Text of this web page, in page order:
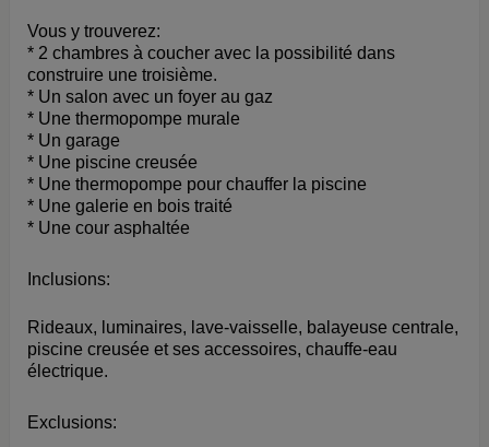
Vous y trouverez:
* 2 chambres à coucher avec la possibilité dans
construire une troisième.
* Un salon avec un foyer au gaz
* Une thermopompe murale
* Un garage
* Une piscine creusée
* Une thermopompe pour chauffer la piscine
* Une galerie en bois traité
* Une cour asphaltée
Inclusions:
Rideaux, luminaires, lave-vaisselle, balayeuse centrale,
piscine creusée et ses accessoires, chauffe-eau
électrique.
Exclusions: